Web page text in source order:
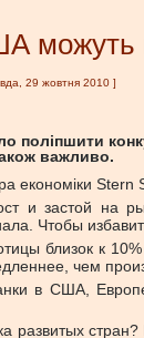
29 жовтня 2010 ]
важливо.
економіки Stern
и застой на
Чтобы
близок к
чем
в США,
развитых